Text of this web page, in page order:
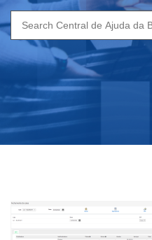
Search
for: